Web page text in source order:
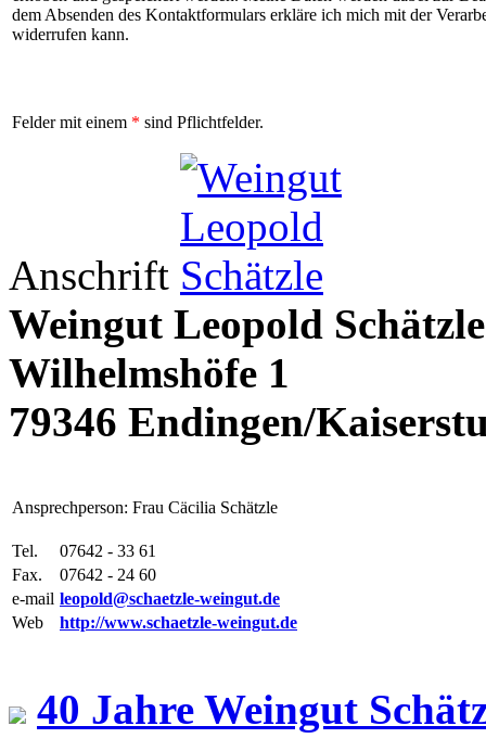
dem Absenden des Kontaktformulars erkläre ich mich mit der
widerrufen kann.
Felder mit einem * sind Pflichtfelder.
Anschrift
Weingut Leopold Schätzle
Wilhelmshöfe 1
79346 Endingen/
Ansprechperson: Frau Cäcilia Schätzle
Tel.
07642 - 33 61
Fax.
07642 - 24 60
e-mail leopold@schaetzle-weingut.de
Web
http://www.schaetzle-weingut.de
40 Jahre Weingut